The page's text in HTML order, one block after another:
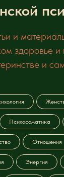
и
здоровье и
и
Психосоматика
Отношения
Энергия